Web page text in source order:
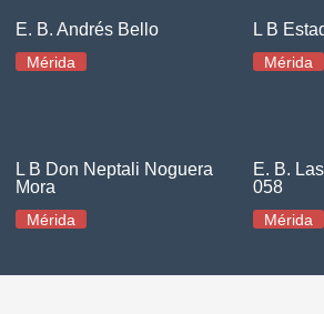
E. B. Andrés Bello
Mérida
L B
Mérida
L B Don Neptali Noguera
Mora
Mérida
E. B.
058
Mérida